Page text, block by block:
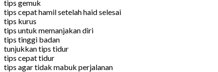
tips gemuk
tips cepat hamil setelah haid selesai
tips kurus
tips untuk memanjakan diri
tips tinggi badan
tunjukkan tips tidur
tips cepat tidur
tips agar tidak mabuk perjalanan